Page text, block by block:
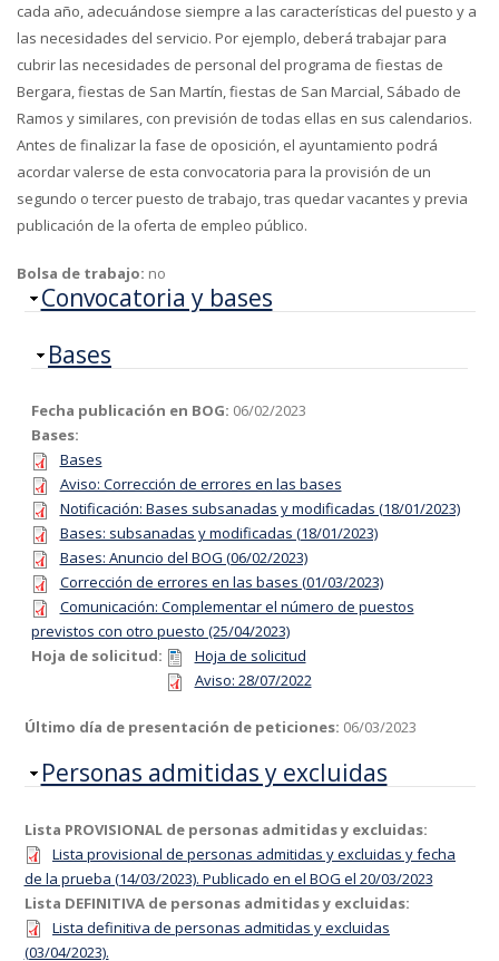
cada año, adecuándose siempre a las características del puesto y a
las necesidades del servicio. Por ejemplo, deberá trabajar para
cubrir las necesidades de personal del programa de fiestas de
Bergara, fiestas de San Martín, fiestas de San Marcial, Sábado de
Ramos y similares, con previsión de todas ellas en sus calendarios.
Antes de finalizar la fase de oposición, el ayuntamiento podrá
acordar valerse de esta convocatoria para la provisión de un
segundo o tercer puesto de trabajo, tras quedar vacantes y previa
publicación de la oferta de empleo público.
Bolsa de trabajo: no
Ocultar
Convocatoria y bases
Ocultar
Bases
Fecha publicación en BOG: 06/02/2023
Bases:
Bases
Aviso: Corrección de errores en las bases
Notificación: Bases subsanadas y modificadas (18/01/2023)
Bases: subsanadas y modificadas (18/01/2023)
Bases: Anuncio del BOG (06/02/2023)
Corrección de errores en las bases (01/03/2023)
Comunicación: Complementar el número de puestos
previstos con otro puesto (25/04/2023)
Hoja de solicitud:
Hoja de solicitud
Aviso: 28/07/2022
Último día de presentación de peticiones: 06/03/2023
Ocultar
Personas admitidas y excluidas
Lista PROVISIONAL de personas admitidas y excluidas:
Lista provisional de personas admitidas y excluidas y fecha
de la prueba (14/03/2023). Publicado en el BOG el 20/03/2023
Lista DEFINITIVA de personas admitidas y excluidas:
Lista definitiva de personas admitidas y excluidas
(03/04/2023).